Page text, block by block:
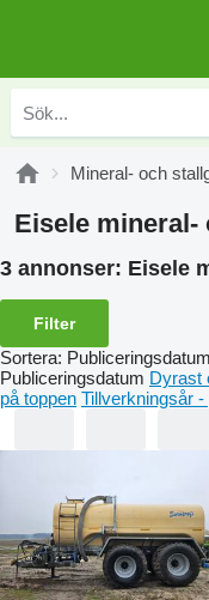
Mineral- och
Eisele
3 annonser: Eisele
Filter
Sortera: Publiceringsdatum
Publiceringsdatum Dyrast
på toppen Tillverkningsår